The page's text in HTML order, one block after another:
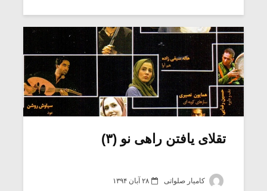
تقلای یافتن راهی نو (۳)
کامیار صلواتی ۲۸ آبان ۱۳۹۴